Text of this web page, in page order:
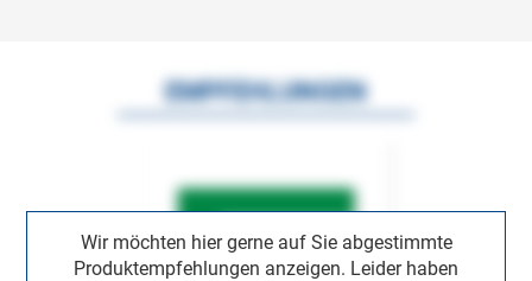
Wir möchten hier gerne auf Sie abgestimmte
Produktempfehlungen anzeigen. Leider haben
EMPFEHLUNGEN